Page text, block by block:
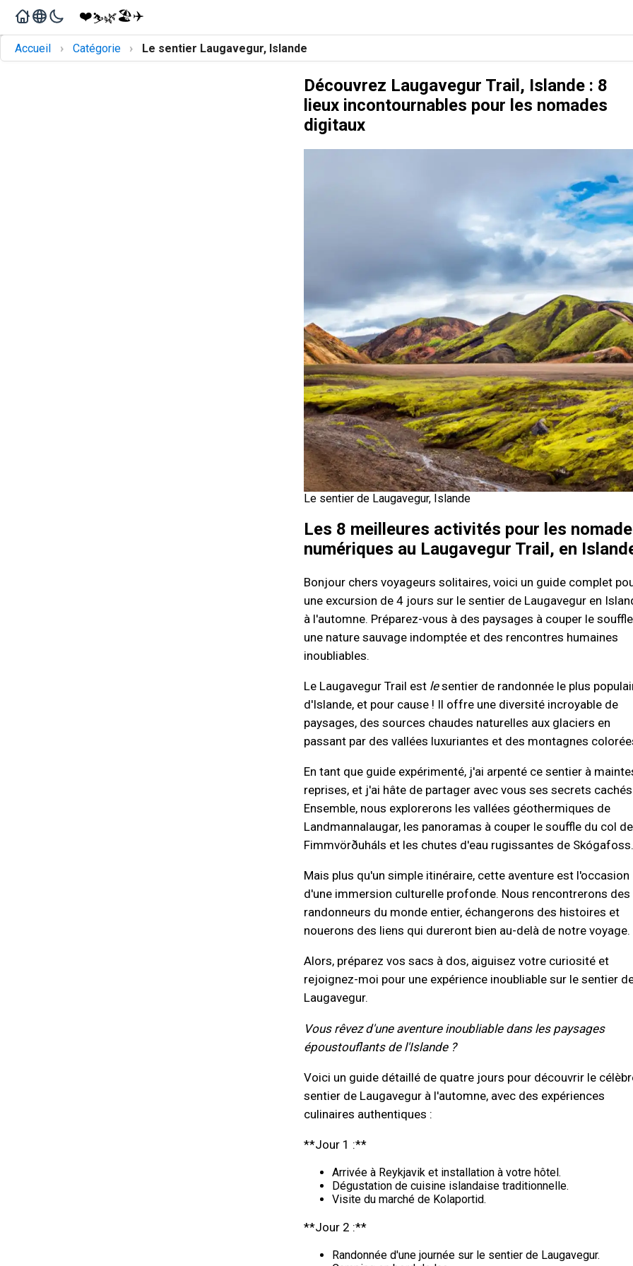
❤️⛷️🌿🏖️✈️
Accueil › Catégorie › Le sentier Laugavegur, Islande
Découvrez Laugavegur Trail, Islande : 8
lieux incontournables pour les nomades
digitaux
Le sentier de Laugavegur, Islande
Les 8 meilleures activités pour les
numériques au Laugavegur Trail, en
Bonjour chers voyageurs solitaires, voici un guide complet
une excursion de 4 jours sur le sentier de Laugavegur en
à l'automne. Préparez-vous à des paysages à couper le
une nature sauvage indomptée et des rencontres humaines
inoubliables.
Le Laugavegur Trail est lesentier de randonnée le plus
d'Islande, et pour cause ! Il offre une diversité incroyable de
paysages, des sources chaudes naturelles aux glaciers en
passant par des vallées luxuriantes et des montagnes
En tant que guide expérimenté, j'ai arpenté ce sentier à
reprises, et j'ai hâte de partager avec vous ses secrets
Ensemble, nous explorerons les vallées géothermiques de
Landmannalaugar, les panoramas à couper le souffle du col de
Fimmvörðuháls et les chutes d'eau rugissantes de Skógafoss.
Mais plus qu'un simple itinéraire, cette aventure est l'occasion
d'une immersion culturelle profonde. Nous rencontrerons des
randonneurs du monde entier, échangerons des histoires et
nouerons des liens qui dureront bien au-delà de notre voyage.
Alors, préparez vos sacs à dos, aiguisez votre curiosité et
rejoignez-moi pour une expérience inoubliable sur le sentier
Laugavegur.
Vous rêvez d'une aventure inoubliable dans les paysages
époustouflants de l'Islande ?
Voici un guide détaillé de quatre jours pour découvrir le
sentier de Laugavegur à l'automne, avec des expériences
culinaires authentiques :
**Jour 1 :**
Arrivée à Reykjavik et installation à votre hôtel.
Dégustation de cuisine islandaise traditionnelle.
Visite du marché de Kolaportid.
**Jour 2 :**
Randonnée d'une journée sur le sentier de Laugavegur.